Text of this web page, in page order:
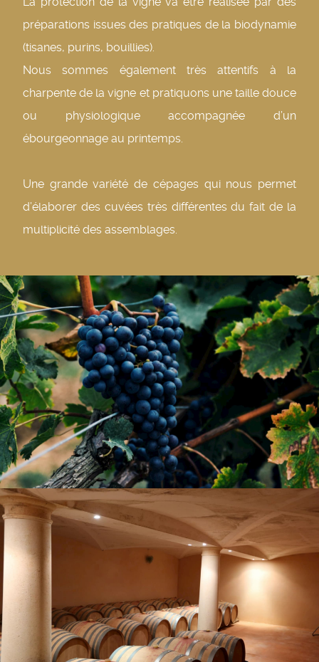
préparations issues des pratiques de la biodynamie
(tisanes, purins, bouillies).
Nous sommes également très attentifs à la
charpente de la vigne et pratiquons une taille douce
ou physiologique accompagnée d’un
ébourgeonnage au printemps.
Une grande variété de cépages qui nous permet
d’élaborer des cuvées très différentes du fait de la
multiplicité des assemblages.